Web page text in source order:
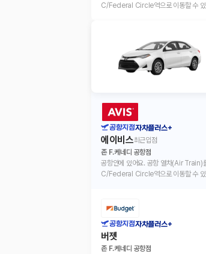
C/Federal Circle역으로 이동할 수 있
공항지점자차플러스+
에이비스최근입점
존 F.케네디 공항점
공항안에 있어요. 공항 열차(Air
C/Federal Circle역으로 이동할 수 있
공항지점자차플러스+
버젯
존 F.케네디 공항점